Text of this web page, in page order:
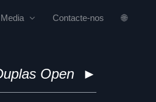
Media Contacte-nos 🌐
►
Open